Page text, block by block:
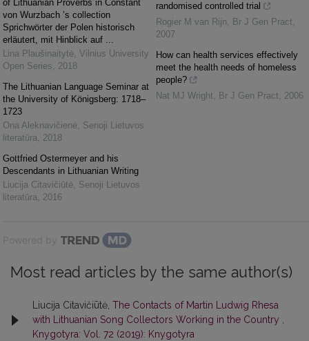
of Lithuanian Proverbs in Constant
von Wurzbach ’s collection
Sprichwörter der Polen historisch
erläutert, mit Hinblick auf ...
Lina Plaušinaitytė, Vilnius University
Open Series, 2018
The Lithuanian Language Seminar at
the University of Königsberg: 1718–
1723
Ona Aleknavičienė, Senoji Lietuvos
literatūra, 2018
Gottfried Ostermeyer and his
Descendants in Lithuanian Writing
Liucija Citavičiūtė, Senoji Lietuvos
literatūra, 2016
randomised controlled trial
Rogier M van Rijn, Br J Gen Pract,
2007
How can health services effectively
meet the health needs of homeless
people?
Nat MJ Wright, Br J Gen Pract, 2006
Powered by
Most read articles by the same author(s)
Liucija Citavičiūtė, The Contacts of Martin Ludwig Rhesa
with Lithuanian Song Collectors Working in the Country ,
Knygotyra: Vol. 72 (2019): Knygotyra